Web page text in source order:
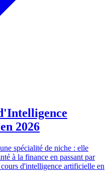
2026
spécialité de niche : elle
à la finance en passant par
d'intelligence artificielle en